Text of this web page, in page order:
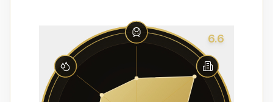
6.6